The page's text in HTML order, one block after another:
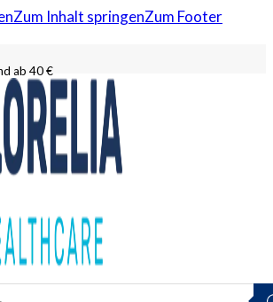
Zum Inhalt springenZum Footer
ab 40 €